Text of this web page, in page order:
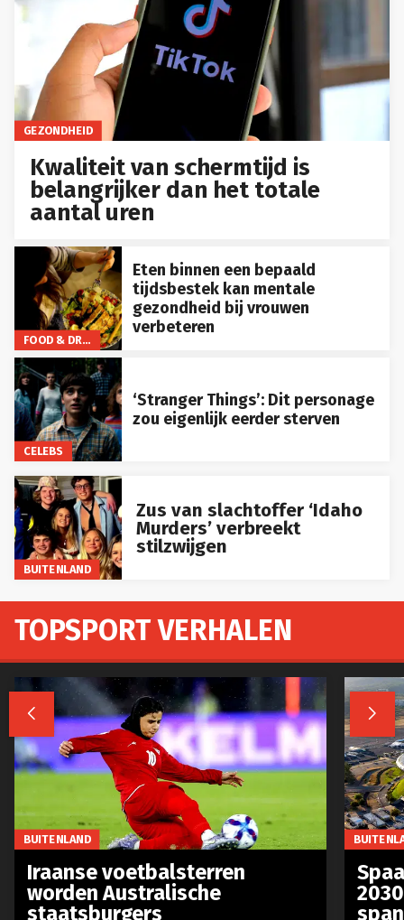
GEZONDHEID
Kwaliteit van schermtijd is
belangrijker dan het totale
aantal uren
FOOD & DRINKS
Eten binnen een bepaald
tijdsbestek kan mentale
gezondheid bij vrouwen
verbeteren
CELEBS
‘Stranger Things’: Dit personage
zou eigenlijk eerder sterven
BUITENLAND
Zus van slachtoffer ‘Idaho
Murders’ verbreekt
stilzwijgen
TOPSPORT VERHALEN
 
BUITENLAND
Iraanse voetbalsterren
worden Australische
staatsburgers